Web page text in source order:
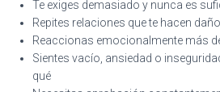
Te exiges demasiado y nunca es
Repites relaciones que te hacen daño
Reaccionas emocionalmente más
Sientes vacío, ansiedad o
qué